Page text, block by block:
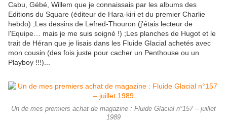
Cabu, Gébé, Willem que je connaissais par les albums des
Editions du Square (éditeur de Hara-kiri et du premier Charlie
hebdo) ;Les dessins de Lefred-Thouron (j'étais lecteur de
l'Equipe… mais je me suis soigné !) ;Les planches de Hugot et le
trait de Héran que je lisais dans les Fluide Glacial achetés avec
mon cousin (des fois juste pour cacher un Penthouse ou un
Playboy !!!)...
Un de mes premiers achat de magazine : Fluide Glacial n°157 – juillet
1989